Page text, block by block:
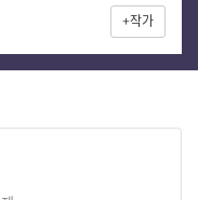
+작가